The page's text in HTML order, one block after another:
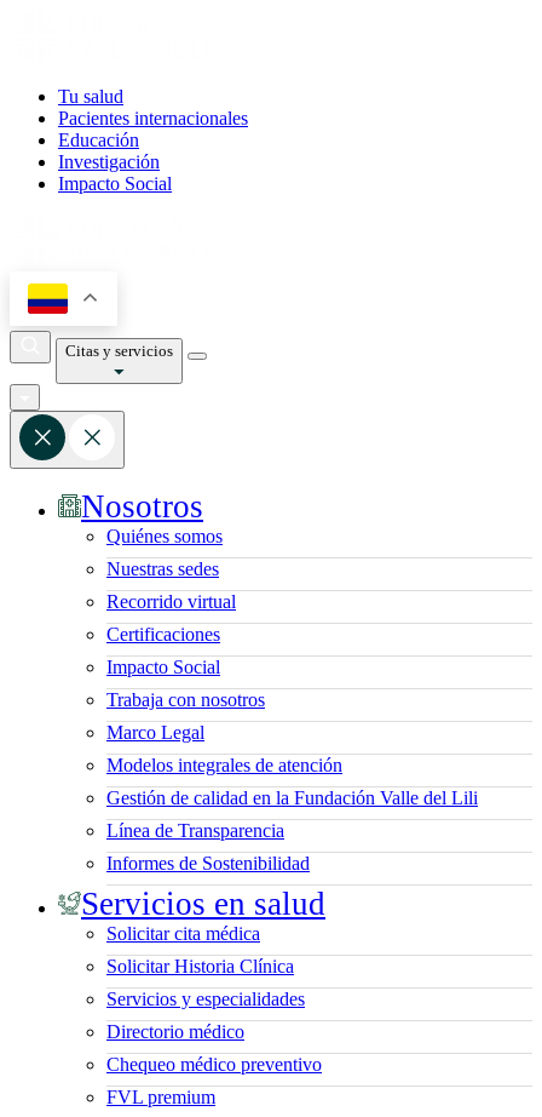
Tu salud
Pacientes internacionales
Educación
Investigación
Impacto Social
Citas y servicios
Nosotros
Quiénes somos
Nuestras sedes
Recorrido virtual
Certificaciones
Impacto Social
Trabaja con nosotros
Marco Legal
Modelos integrales de atención
Gestión de calidad en la Fundación Valle del Lili
Línea de Transparencia
Informes de Sostenibilidad
Servicios en salud
Solicitar cita médica
Solicitar Historia Clínica
Servicios y especialidades
Directorio médico
Chequeo médico preventivo
FVL premium